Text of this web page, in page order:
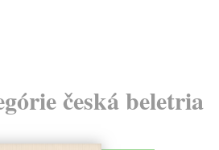
česká beletria